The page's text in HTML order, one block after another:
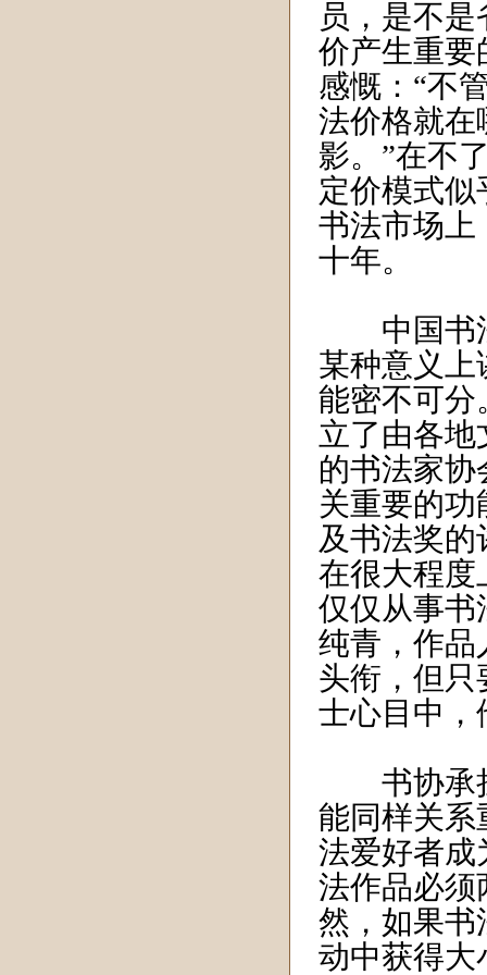
员，是不
价产生重要
感慨：“不
法价格就在
影。”在不
定价模式
书法市场上
十年。
中国书法
某种意义上
能密不可分
立了由各地
的书法家
关重要的
及书法奖
在很大程度
仅仅从事书
纯青，作品
头衔，但只
士心目中，
书协承担
能同样关系
法爱好者成
法作品必须
然，如果书
动中获得大